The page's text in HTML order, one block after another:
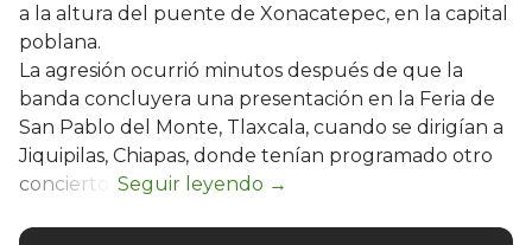
a la altura del puente de Xonacatepec, en la capital
poblana.
La agresión ocurrió minutos después de que la
banda concluyera una presentación en la Feria de
San Pablo del Monte, Tlaxcala, cuando se dirigían a
Jiquipilas, Chiapas, donde tenían programado otro
concierto.